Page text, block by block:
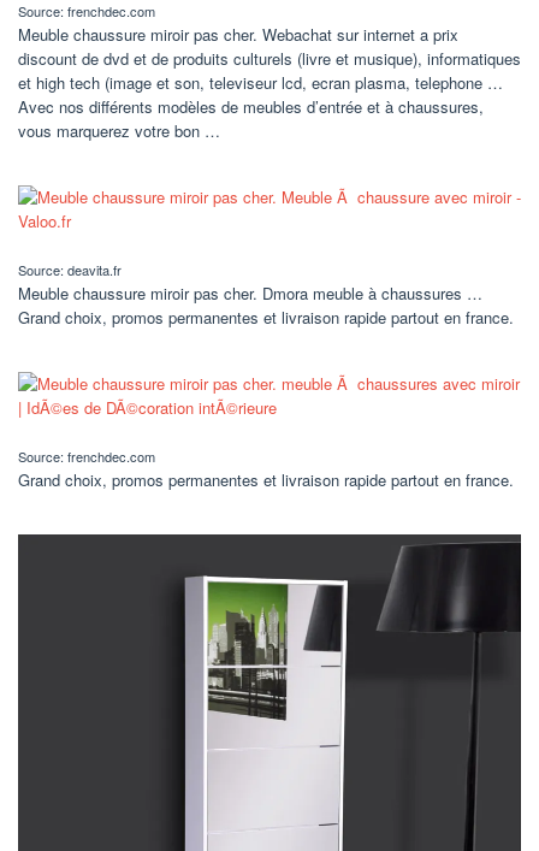
Source: frenchdec.com
Meuble chaussure miroir pas cher. Webachat sur internet a prix
discount de dvd et de produits culturels (livre et musique), informatiques
et high tech (image et son, televiseur lcd, ecran plasma, telephone …
Avec nos différents modèles de meubles d’entrée et à chaussures,
vous marquerez votre bon …
Source: deavita.fr
Meuble chaussure miroir pas cher. Dmora meuble à chaussures …
Grand choix, promos permanentes et livraison rapide partout en france.
Source: frenchdec.com
Grand choix, promos permanentes et livraison rapide partout en france.